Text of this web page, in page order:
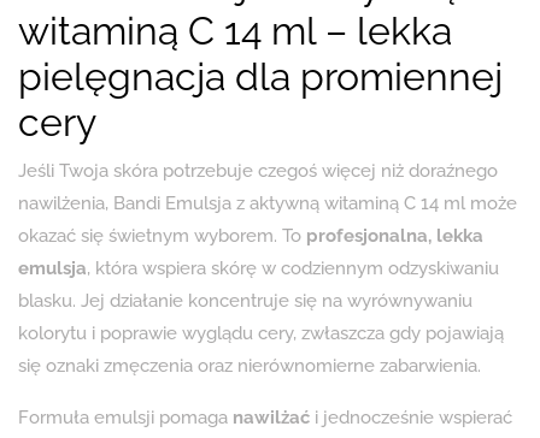
witaminą C 14 ml – lekka
pielęgnacja dla promiennej
cery
Jeśli Twoja skóra potrzebuje czegoś więcej niż doraźnego
nawilżenia, Bandi Emulsja z aktywną witaminą C 14 ml może
okazać się świetnym wyborem. To profesjonalna, lekka
emulsja, która wspiera skórę w codziennym odzyskiwaniu
blasku. Jej działanie koncentruje się na wyrównywaniu
kolorytu i poprawie wyglądu cery, zwłaszcza gdy pojawiają
się oznaki zmęczenia oraz nierównomierne zabarwienia.
Formuła emulsji pomaga nawilżać i jednocześnie wspierać